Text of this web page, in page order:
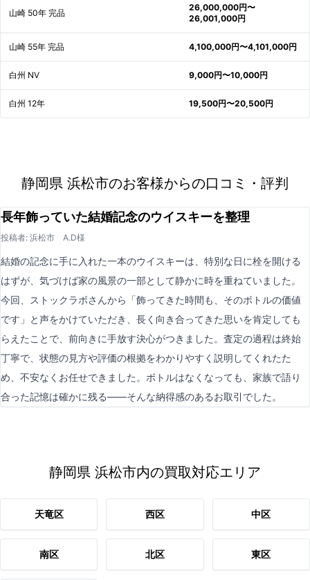
山崎 50年 完品
26,000,000円〜
26,001,000円
山崎 55年 完品 4,100,000円〜4,101,000円
白州 NV 9,000円〜10,000円
白州 12年 19,500円〜20,500円
静岡県 浜松市のお客様からの口コミ・評判
長年飾っていた結婚記念のウイスキーを整理
投稿者: 浜松市 A.D様
結婚の記念に手に入れた一本のウイスキーは、特別な日に栓を開ける
はずが、気づけば家の風景の一部として静かに時を重ねていました。
今回、ストックラボさんから「飾ってきた時間も、そのボトルの価値
です」と声をかけていただき、長く向き合ってきた思いを肯定しても
らえたことで、前向きに手放す決心がつきました。査定の過程は終始
丁寧で、状態の見方や評価の根拠をわかりやすく説明してくれたた
め、不安なくお任せできました。ボトルはなくなっても、家族で語り
合った記憶は確かに残る——そんな納得感のあるお取引でした。
静岡県 浜松市内の買取対応エリア
天竜区 西区 中区
南区 北区 東区